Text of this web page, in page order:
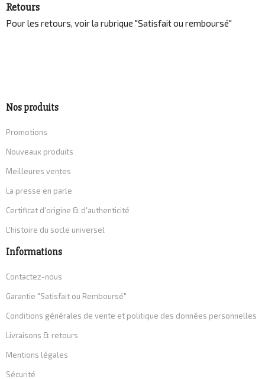
Retours
Pour les retours, voir la rubrique "Satisfait ou remboursé"
Nos produits
Promotions
Nouveaux produits
Meilleures ventes
La presse en parle
Certificat d'origine & d'authenticité
L'histoire du socle universel
Informations
Contactez-nous
Garantie "Satisfait ou Remboursé"
Conditions générales de vente et politique des données personnelles
Livraisons & retours
Mentions légales
Sécurité